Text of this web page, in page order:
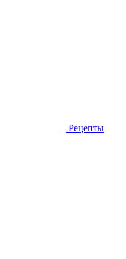
Рецепты